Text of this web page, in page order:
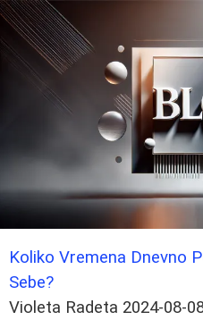
Koliko Vremena Dnevno
Sebe?
Violeta Radeta 2024-08-